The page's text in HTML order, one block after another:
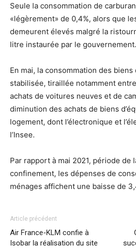
Seule la consommation de
«légèrement» de 0,4%, alors que
demeurent élevés malgré la
litre instaurée par le gouvernement.
En mai, la consommation des biens
stabilisée, tiraillée notamment
achats de voitures neuves et de
diminution des achats de biens
logement, dont l’électronique et
l’Insee.
Par rapport à mai 2021, période de
confinement, les dépenses de
ménages affichent une baisse de
Article précédent
Air France-KLM confie à
Isobar la réalisation du site